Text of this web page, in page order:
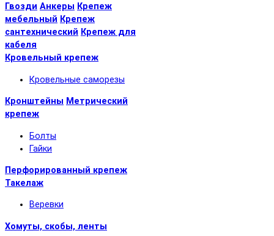
Гвозди Анкеры Крепеж
мебельный Крепеж
сантехнический Крепеж для
кабеля
Кровельный крепеж
Кровельные саморезы
Кронштейны Метрический
крепеж
Болты
Гайки
Перфорированный крепеж
Такелаж
Веревки
Хомуты, скобы, ленты